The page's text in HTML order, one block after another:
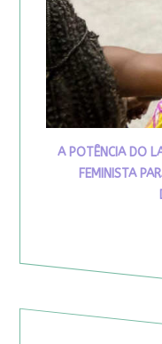
A POTÊNCIA DO
FEMINISTA